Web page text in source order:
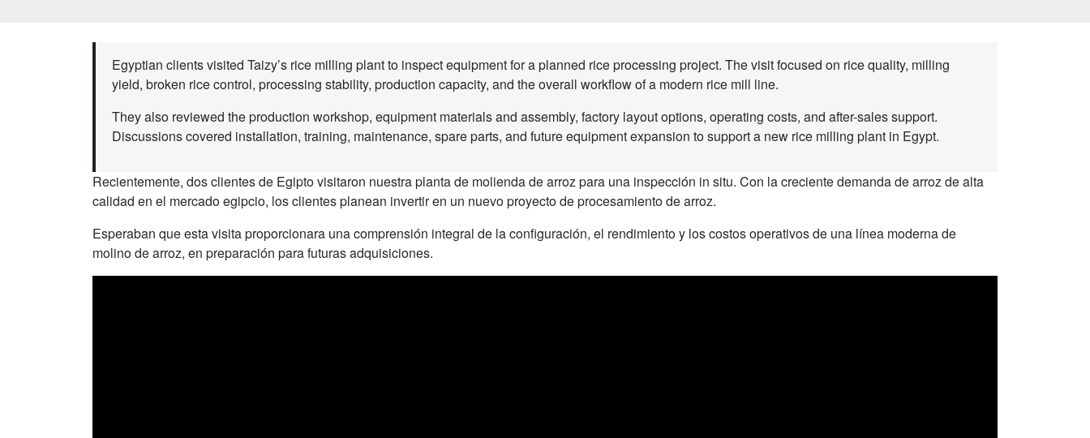
Egyptian clients visited Taizy’s rice milling plant to inspect equipment for a planned rice processing project. The visit focused on rice quality, milling
yield, broken rice control, processing stability, production capacity, and the overall workflow of a modern rice mill line.
They also reviewed the production workshop, equipment materials and assembly, factory layout options, operating costs, and after-sales support.
Discussions covered installation, training, maintenance, spare parts, and future equipment expansion to support a new rice milling plant in Egypt.
Recientemente, dos clientes de Egipto visitaron nuestra planta de molienda de arroz para una inspección in situ. Con la creciente demanda de arroz de alta
calidad en el mercado egipcio, los clientes planean invertir en un nuevo proyecto de procesamiento de arroz.
Esperaban que esta visita proporcionara una comprensión integral de la configuración, el rendimiento y los costos operativos de una línea moderna de
molino de arroz, en preparación para futuras adquisiciones.